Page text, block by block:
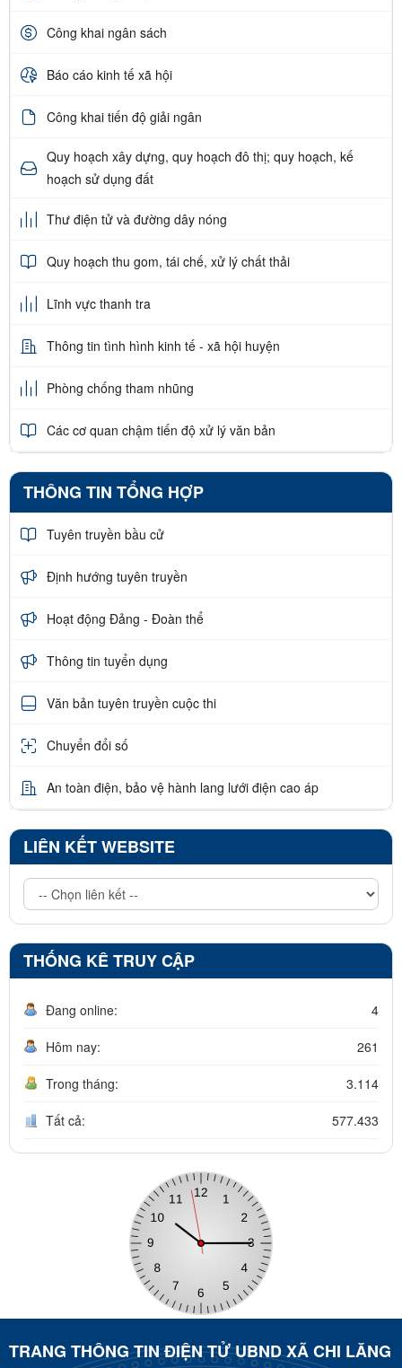
Công khai ngân sách
Báo cáo kinh tế xã hội
Công khai tiến độ giải ngân
Quy hoạch xây dựng, quy hoạch đô thị; quy hoạch, kế
hoạch sử dụng đất
Thư điện tử và đường dây nóng
Quy hoạch thu gom, tái chế, xử lý chất thải
Lĩnh vực thanh tra
Thông tin tình hình kinh tế - xã hội huyện
Phòng chống tham nhũng
Các cơ quan chậm tiến độ xử lý văn bản
THÔNG TIN TỔNG HỢP
Tuyên truyền bầu cử
Định hướng tuyên truyền
Hoạt động Đảng - Đoàn thể
Thông tin tuyển dụng
Văn bản tuyên truyền cuộc thi
Chuyển đổi số
An toàn điện, bảo vệ hành lang lưới điện cao áp
LIÊN KẾT WEBSITE
THỐNG KÊ TRUY CẬP
Đang online: 4
Hôm nay: 261
Trong tháng: 3.114
Tất cả: 577.433
TRANG THÔNG TIN ĐIỆN TỬ UBND XÃ CHI LĂNG